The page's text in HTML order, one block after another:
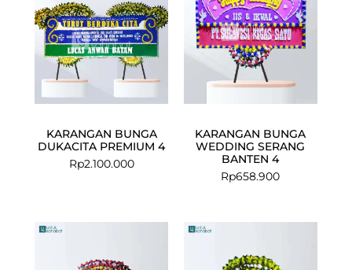
KARANGAN BUNGA
DUKACITA PREMIUM 4
Rp2.100.000
KARANGAN BUNGA
WEDDING SERANG
BANTEN 4
Rp658.900